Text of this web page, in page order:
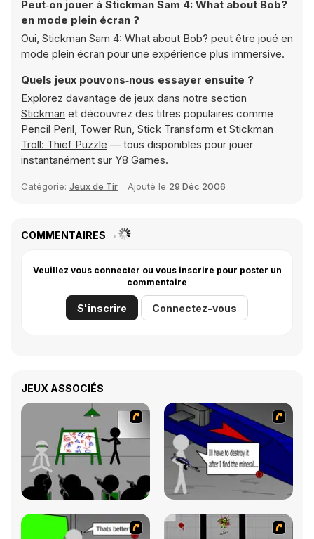
Peut‑on jouer à Stickman Sam 4: What about Bob?
en mode plein écran ?
Oui, Stickman Sam 4: What about Bob? peut être joué en
mode plein écran pour une expérience plus immersive.
Quels jeux pouvons‑nous essayer ensuite ?
Explorez davantage de jeux dans notre section
Stickman et découvrez des titres populaires comme
Pencil Peril, Tower Run, Stick Transform et Stickman
Troll: Thief Puzzle — tous disponibles pour jouer
instantanément sur Y8 Games.
Catégorie: Jeux de Tir Ajouté le 29 Déc 2006
COMMENTAIRES
Veuillez vous connecter ou vous inscrire pour poster un
commentaire
S'inscrire Connectez-vous
JEUX ASSOCIÉS